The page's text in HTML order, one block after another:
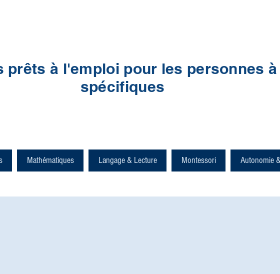
prêts à l'emploi pour les personnes
spécifiques
Mathématiques Langage & Lecture Montessori Autonomie